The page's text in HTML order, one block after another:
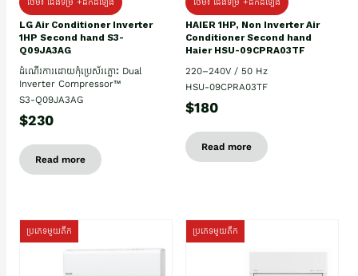
LG Air Conditioner Inverter
1HP Second hand S3-
Q09JA3AG
ដំណើរការដោយកុំប្រេស័រភ្លោះ Dual
Inverter Compressor™
S3-Q09JA3AG
$230
Read more
HAIER 1HP, Non Inverter Air
Conditioner Second hand
Haier HSU-09CPRA03TF
220–240V / 50 Hz
HSU-09CPRA03TF
$180
Read more
ប្រភេទមួយតឹក ប្រភេទមួយតឹក